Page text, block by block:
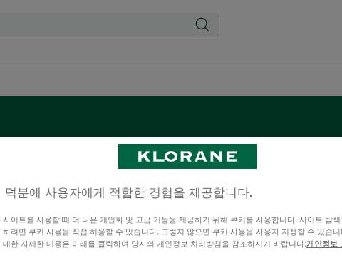
클로란의 석류 제품
으로 알려진 석류 껍질의 이점은 염색 모발을 위한 다양한 트리
10 hair locks 대상, 5회 세척 후 시험군(석류 추출물)/대조군 비
화려한 모발로 개성을 살려 보세요!
덕분에 사용자에게 적합한 경험을 제공합니다.
사이트를 사용할 때 더 나은 개인화 및 고급 기능을 제공하기 위해 쿠키를 사용합니다. 사이트 탐
하려면 쿠키 사용을 직접 허용할 수 있습니다. 그렇지 않으면 쿠키 사용을 사용자 지정할 수 있습
대한 자세한 내용은 아래를 클릭하여 당사의 개인정보 처리방침을 참조하시기 바랍니다:개인정보